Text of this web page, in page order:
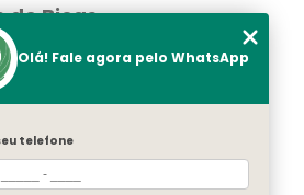
de Bicas
Olá! Fale agora pelo WhatsApp
telefone